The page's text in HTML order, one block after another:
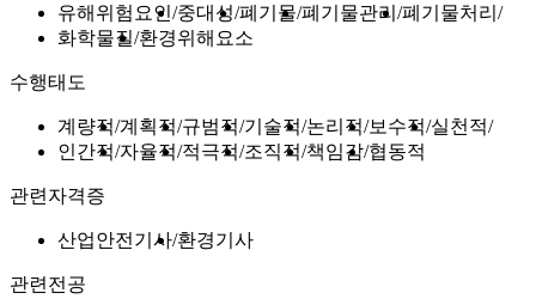
유해위험요인 중대성 폐기물 폐기물관리 폐기물처리
화학물질 환경위해요소
수행태도
계량적 계획적 규범적 기술적 논리적 보수적 실천적
인간적 자율적 적극적 조직적 책임감 협동적
관련자격증
산업안전기사 환경기사
관련전공